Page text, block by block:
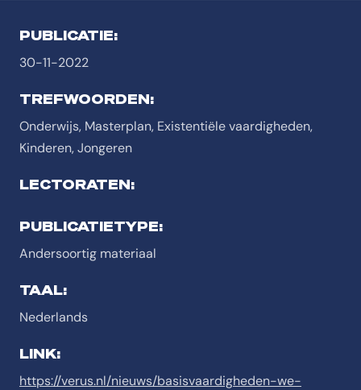
PUBLICATIE:
30-11-2022
TREFWOORDEN:
Onderwijs, Masterplan, Existentiële vaardigheden,
Kinderen, Jongeren
LECTORATEN:
PUBLICATIETYPE:
Andersoortig materiaal
TAAL:
Nederlands
LINK:
https://verus.nl/nieuws/basisvaardigheden-we-